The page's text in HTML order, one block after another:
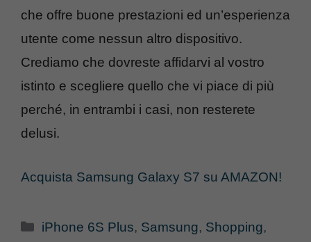
che offre buone prestazioni ed un’esperienza
utente come nessun altro dispositivo.
Crediamo che dovreste affidarvi al vostro
istinto e scegliere quello che vi piace di più
perché, in entrambi i casi, non resterete
delusi.
Acquista Samsung Galaxy S7 su AMAZON!
Categorie
iPhone 6S Plus, Samsung, Shopping,